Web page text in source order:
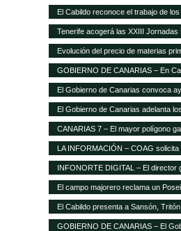
de razas ganaderas autóctonas
El Cabildo reconoce el trabajo de
Tenerife acogerá las XXIII
Seguridad Alimentaria de AVESA
Evolución del precio de materias
enero
GOBIERNO DE CANARIAS – En
El Gobierno de Canarias convoca
millones de euros
El Gobierno de Canarias adelanta
del POSEI ganadero
CANARIAS 7 – El mayor polígono
Corralillos
LA INFORMACIÓN – COAG
tengan el mismo porcentaje de
INFONORTE DIGITAL – El director
de Canarias visita La Aldea
El campo majorero reclama un
El Cabildo presenta a Sansón,
cochino negro
GOBIERNO DE CANARIAS – El